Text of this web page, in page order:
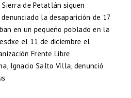
de Petatlán siguen
la desaparición de 17
en un pequeño poblado en la
el 11 de diciembre el
Frente Libre
Ignacio Salto Villa, denunció